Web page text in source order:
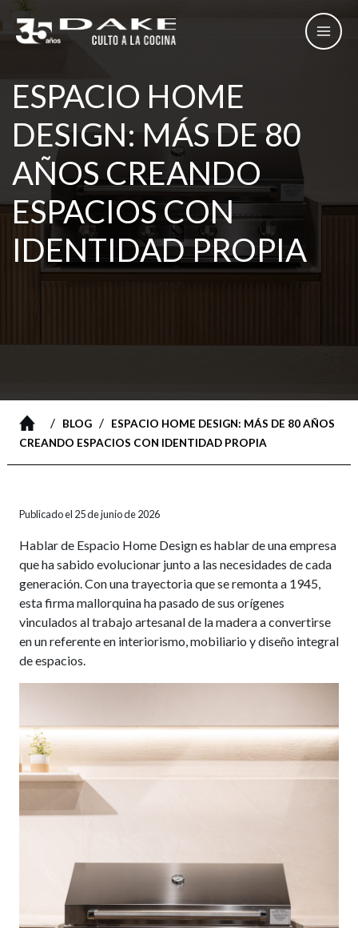
al
contenido
ESPACIO HOME
DESIGN: MÁS DE 80
AÑOS CREANDO
ESPACIOS CON
IDENTIDAD PROPIA
/ BLOG/
ESPACIO HOME DESIGN: MÁS DE 80 AÑOS
CREANDO ESPACIOS CON IDENTIDAD PROPIA
Publicado el 25 de junio de 2026
Hablar de Espacio Home Design es hablar de una empresa
que ha sabido evolucionar junto a las necesidades de cada
generación. Con una trayectoria que se remonta a 1945,
esta firma mallorquina ha pasado de sus orígenes
vinculados al trabajo artesanal de la madera a convertirse
en un referente en interiorismo, mobiliario y diseño integral
de espacios.